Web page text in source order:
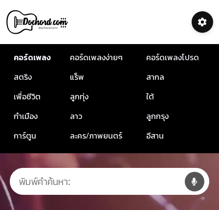
คอร์ดเพลง คอร์ดเพลงง่ายๆ
คอร์ดเพลงโปรด
สตริง
แร็พ
สากล
เพื่อชีวิต
ลูกทุ่ง
ใต้
กำเมือง
ลาว
ลูกกรุง
การ์ตูน
ละคร/ภาพยนตร์ อีสาน